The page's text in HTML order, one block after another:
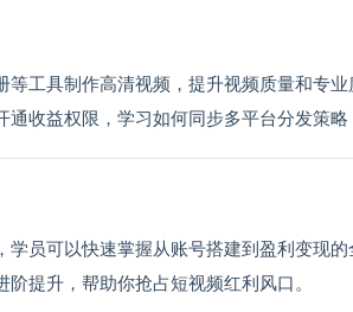
等工具制作高清视频，提升视频质量和专业
通收益权限，学习如何同步多平台分发策略
学员可以快速掌握从账号搭建到盈利变现的
阶提升，帮助你抢占短视频红利风口。